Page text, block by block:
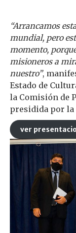
“Arrancamos
mundial, pero
momento,
misioneros a
nuestro”,
Estado de
la Comisión de
presidida por la
ver